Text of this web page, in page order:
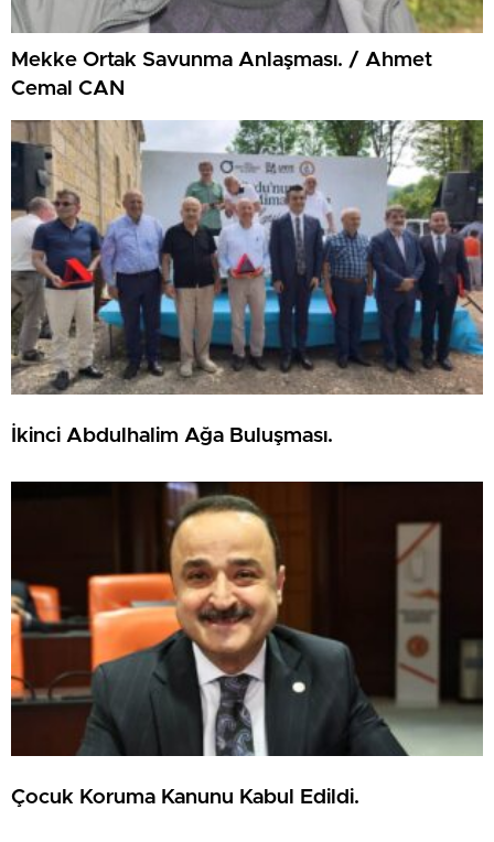
Mekke Ortak Savunma Anlaşması. / Ahmet
Cemal CAN
İkinci Abdulhalim Ağa Buluşması.
Çocuk Koruma Kanunu Kabul Edildi.